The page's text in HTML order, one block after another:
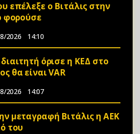
επέλεξε ο Βιτάλις στην
φορούσε
2026 14:10
όρισε η ΚΕΔ στο
θα είναι VAR
2026 14:07
μεταγραφή Βιτάλις η ΑΕΚ
του